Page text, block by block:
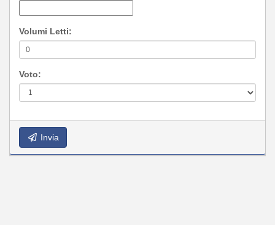
Volumi Letti:
Voto:
Invia